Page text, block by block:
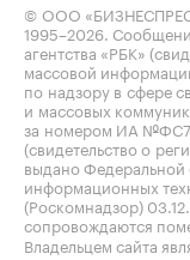
© ООО
1995–2026.
агентства «РБК»
массовой
по надзору в сфере
и массовых
за номером ИА
(свидетельство о
выдано Федеральной
информационных
(Роскомнадзор)
сопровождаются
Владельцем сайта